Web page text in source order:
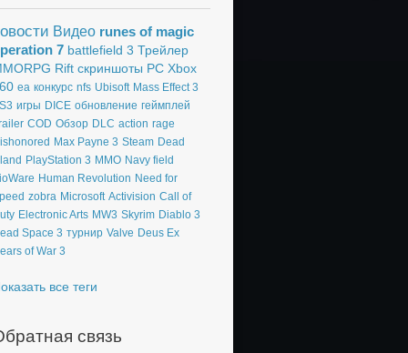
Видео runes of magic
7 battlefield 3 Трейлер
Rift скриншоты PC Xbox
ea конкурс nfs Ubisoft Mass Effect 3
игры DICE обновление геймплей
COD Обзор DLC action rage
Max Payne 3 Steam Dead
PlayStation 3 MMO Navy field
Human Revolution Need for
zobra Microsoft Activision Call of
Electronic Arts MW3 Skyrim Diablo 3
Space 3 турнир Valve Deus Ex
of War 3
все теги
связь